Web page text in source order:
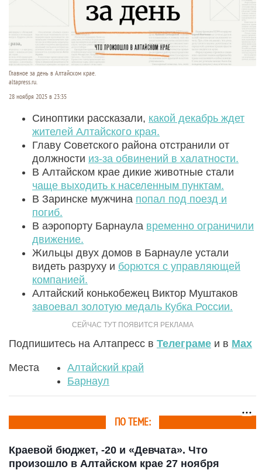
Главное за день в Алтайском крае.
altapress.ru.
28 ноября 2025 в 23:35
Синоптики рассказали, какой декабрь ждет
жителей Алтайского края.
Главу Советского района отстранили от
должности из-за обвинений в халатности.
В Алтайском крае дикие животные стали
чаще выходить к населенным пунктам.
В Заринске мужчина попал под поезд и
погиб.
В аэропорту Барнаула временно ограничили
движение.
Жильцы двух домов в Барнауле устали
видеть разруху и борются с управляющей
компанией.
Алтайский конькобежец Виктор Муштаков
завоевал золотую медаль Кубка России.
Подпишитесь на Алтапресс в Телеграме и в Max
Места
Алтайский край
Барнаул
ПО ТЕМЕ:
Краевой бюджет, -20 и «Девчата». Что
произошло в Алтайском крае 27 ноября